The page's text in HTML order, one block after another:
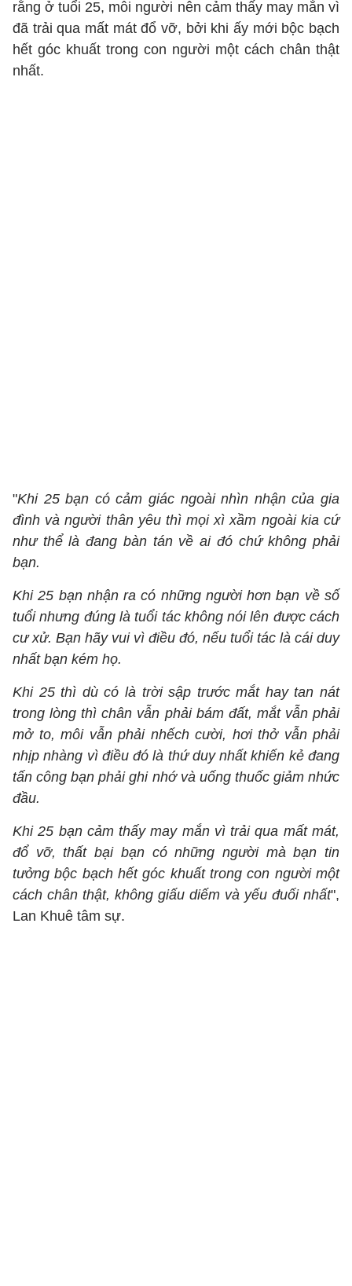
rằng ở tuổi 25, mỗi người nên cảm thấy may mắn vì
đã trải qua mất mát đổ vỡ, bởi khi ấy mới bộc bạch
hết góc khuất trong con người một cách chân thật
nhất.
"Khi 25 bạn có cảm giác ngoài nhìn nhận của gia
đình và người thân yêu thì mọi xì xầm ngoài kia cứ
như thể là đang bàn tán về ai đó chứ không phải
bạn.
Khi 25 bạn nhận ra có những người hơn bạn về số
tuổi nhưng đúng là tuổi tác không nói lên được cách
cư xử. Bạn hãy vui vì điều đó, nếu tuổi tác là cái duy
nhất bạn kém họ.
Khi 25 thì dù có là trời sập trước mắt hay tan nát
trong lòng thì chân vẫn phải bám đất, mắt vẫn phải
mở to, môi vẫn phải nhếch cười, hơi thở vẫn phải
nhịp nhàng vì điều đó là thứ duy nhất khiến kẻ đang
tấn công bạn phải ghi nhớ và uống thuốc giảm nhức
đầu.
Khi 25 bạn cảm thấy may mắn vì trải qua mất mát,
đổ vỡ, thất bại bạn có những người mà bạn tin
tưởng bộc bạch hết góc khuất trong con người một
cách chân thật, không giấu diếm và yếu đuối nhất",
Lan Khuê tâm sự.